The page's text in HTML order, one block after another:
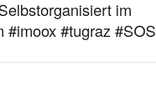
im
#imoox #tugraz #SOS